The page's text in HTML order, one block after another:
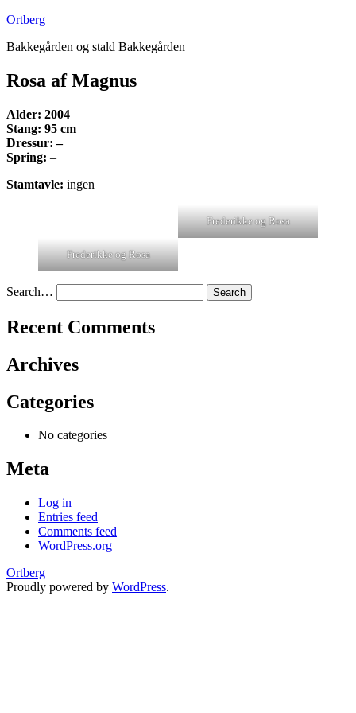
Skip
content
Ortberg
Bakkegården og stald Bakkegården
Rosa af Magnus
Alder: 2004
Stang: 95 cm
Dressur: –
Spring: –
Stamtavle: ingen
Frederikke og Rosa
Frederikke og Rosa
Search…
Recent Comments
Archives
Categories
No categories
Meta
Log in
Entries feed
Comments feed
WordPress.org
Ortberg
Proudly powered by WordPress.